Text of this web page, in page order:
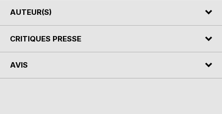
AUTEUR(S)
CRITIQUES PRESSE
AVIS